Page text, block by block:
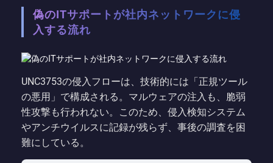
偽のITサポートが社内ネットワークに侵
入する流れ
UNC3753の侵入フローは、技術的には「正規ツール
の悪用」で構成される。マルウェアの注入も、脆弱
性攻撃も行われない。このため、侵入検知システム
やアンチウイルスに記録が残らず、事後の調査を困
難にしている。